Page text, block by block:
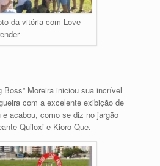
da vitória com Love
Boss” Moreira iniciou sua incrível
com a excelente exibição de
acabou, como se diz no jargão
Quiloxi e Kioro Que.